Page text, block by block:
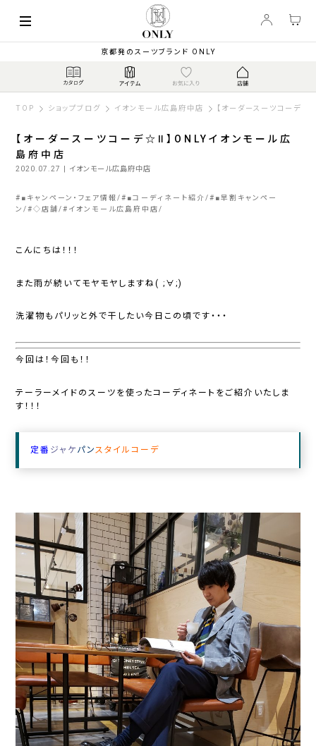
京都発のスーツブランド ONLY
TOP ショップブログ イオンモール広島府中店 【オーダースーツコーデ
【オーダースーツコーデ☆Ⅱ】ONLYイオンモール広
島府中店
2020.07.27 | イオンモール広島府中店
# ■キャンペーン・フェア情報 # ■コーディネート紹介 # ■早割キャンペー
ン #◇店舗 # イオンモール広島府中店
こんにちは！！！
また雨が続いてモヤモヤしますね( ;∀;)
洗濯物もパリッと外で干したい今日この頃です・・・
今回は！今回も！！
テーラーメイドのスーツを使ったコーディネートをご紹介いたしま
す！！！
定番 ジャケ パンスタイルコーデ